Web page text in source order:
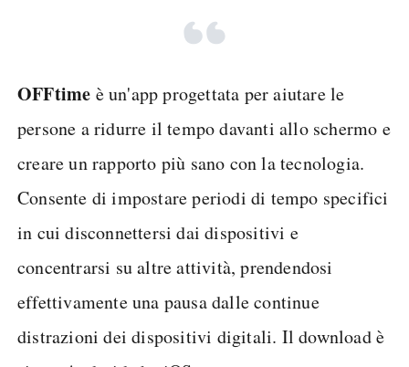
OFFtime è un'app progettata per aiutare le
persone a ridurre il tempo davanti allo schermo e
creare un rapporto più sano con la tecnologia.
Consente di impostare periodi di tempo specifici
in cui disconnettersi dai dispositivi e
concentrarsi su altre attività, prendendosi
effettivamente una pausa dalle continue
distrazioni dei dispositivi digitali. Il download è